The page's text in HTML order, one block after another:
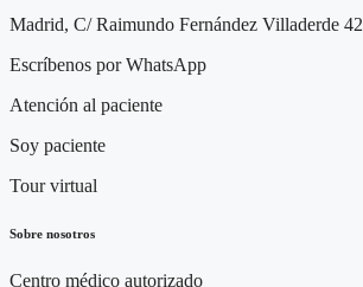
Madrid, C/ Raimundo Fernández Villaderde 42
Escríbenos por WhatsApp
Atención al paciente
Soy paciente
Tour virtual
Sobre nosotros
Centro médico autorizado